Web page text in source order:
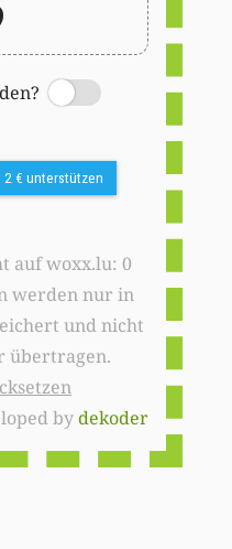
Switch
€ unterstützen
auf woxx.lu: 0
werden nur in
und nicht
übertragen.
bydekoder